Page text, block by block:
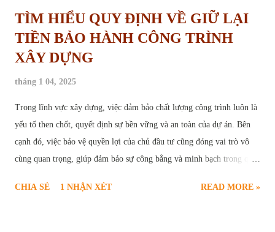
TÌM HIỂU QUY ĐỊNH VỀ GIỮ LẠI
TIỀN BẢO HÀNH CÔNG TRÌNH
XÂY DỰNG
tháng 1 04, 2025
Trong lĩnh vực xây dựng, việc đảm bảo chất lượng công trình luôn là
yếu tố then chốt, quyết định sự bền vững và an toàn của dự án. Bên
cạnh đó, việc bảo vệ quyền lợi của chủ đầu tư cũng đóng vai trò vô
cùng quan trọng, giúp đảm bảo sự công bằng và minh bạch trong quá
thành một điều khoản phổ biến, được quy định rõ ràng trong các hợp
CHIA SẺ 1 NHẬN XÉT READ MORE »